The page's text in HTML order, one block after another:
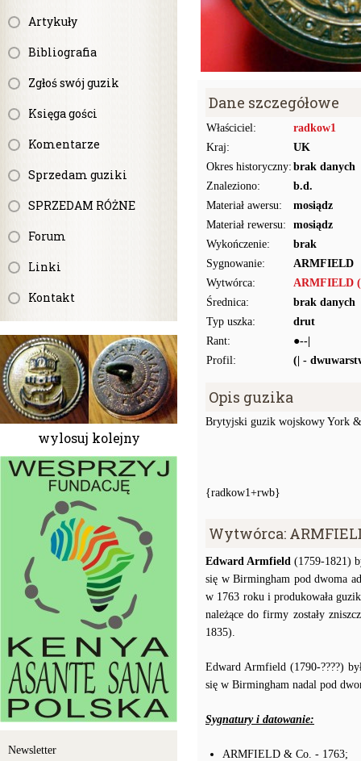
Artykuły
Bibliografia
Zgłoś swój guzik
Księga gości
Komentarze
Sprzedam guziki
SPRZEDAM RÓŻNE
Forum
Linki
Kontakt
wylosuj kolejny
Newsletter
Dane szczegółowe
Właściciel:
radkow1
Kraj:
UK
Okres historyczny: brak danych
Znaleziono:
b.d.
Materiał awersu:
mosiądz
Materiał rewersu:
mosiądz
Wykończenie:
brak
Sygnowanie:
ARMFIELD
Wytwórca:
ARMFIELD
Średnica:
brak danych
Typ uszka:
drut
Rant:
●--|
Profil:
(| -
Opis guzika
Brytyjski guzik wojskowy York
{radkow1+rwb}
Wytwórca:
Edward Armfield (1759-1821)
się w Birmingham pod dwoma
w 1763 roku i produkowała
należące do firmy zostały
1835).
Edward Armfield (1790-????)
się w Birmingham nadal pod
Sygnatury i datowanie:
ARMFIELD & Co. - 1763;